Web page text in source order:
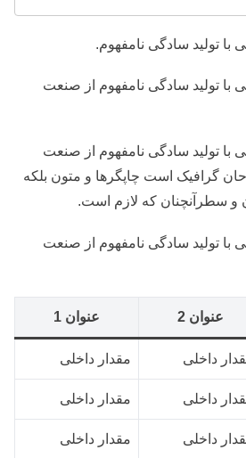
با تولید سادگی نامفهوم.
با تولید سادگی نامفهوم از صنعت
تولید سادگی نامفهوم از صنعت
گرافیک است چاپگرها و متون بلکه
و سطرآنچنان که لازم است.
با تولید سادگی نامفهوم از صنعت
عنوان 2 عنوان 1
داخلی مقدار داخلی
داخلی مقدار داخلی
داخلی مقدار داخلی